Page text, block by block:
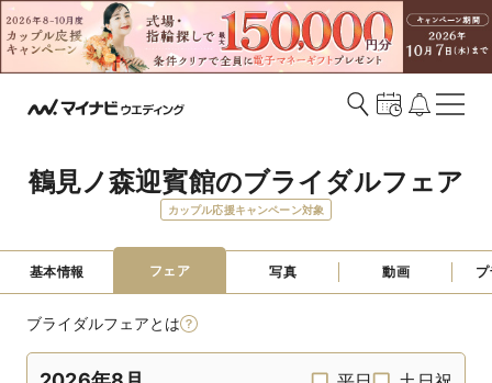
鶴見ノ森迎賓館のブライダルフェア
カップル応援キャンペーン対象
基本情報 フェア 写真 動画
ブライダルフェアとは